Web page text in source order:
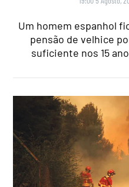
Um homem espanhol
pensão de velhice
suficiente nos 15